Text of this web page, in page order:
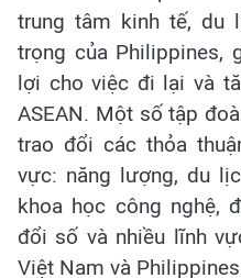
trung tâm kinh tế, du
trọng của Philippines,
lợi cho việc đi lại và
ASEAN. Một số tập
trao đổi các thỏa
vực: năng lượng, du
khoa học công nghệ,
đổi số và nhiều lĩnh
Việt Nam và